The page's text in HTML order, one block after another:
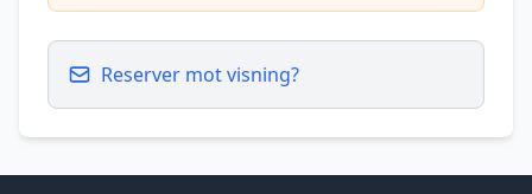
Reserver mot visning?